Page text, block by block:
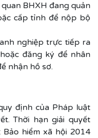
BHXH đang quản
cấp tỉnh để nộp bộ
nghiệp trực tiếp ra
đăng ký để nhân
nhận hồ sơ.
định của Pháp luật
Thời hạn giải quyết
hiểm xã hội 2014